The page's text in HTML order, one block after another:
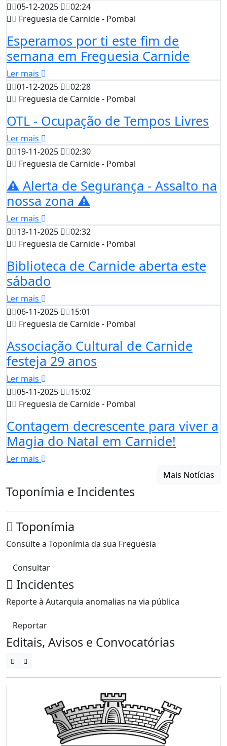
05-12-2025
02:24
Freguesia de Carnide - Pombal
Esperamos por ti este fim de
semana em Freguesia Carnide
Ler mais
01-12-2025
02:28
Freguesia de Carnide - Pombal
OTL - Ocupação de Tempos Livres
Ler mais
19-11-2025
02:30
Freguesia de Carnide - Pombal
⚠️ Alerta de Segurança - Assalto na
nossa zona ⚠️
Ler mais
13-11-2025
02:32
Freguesia de Carnide - Pombal
Biblioteca de Carnide aberta este
sábado
Ler mais
06-11-2025
15:01
Freguesia de Carnide - Pombal
Associação Cultural de Carnide
festeja 29 anos
Ler mais
05-11-2025
15:02
Freguesia de Carnide - Pombal
Contagem decrescente para viver a
Magia do Natal em Carnide!
Ler mais
Mais Notícias
Toponímia e Incidentes
Toponímia
Consulte a Toponímia da sua Freguesia
Consultar
Incidentes
Reporte à Autarquia anomalias na via pública
Reportar
Editais, Avisos e Convocatórias